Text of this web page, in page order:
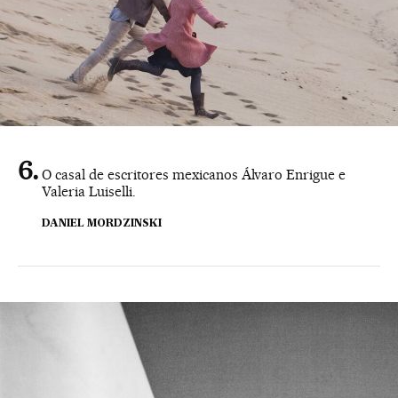
O casal de escritores mexicanos Álvaro Enrigue e
Valeria Luiselli.
DANIEL MORDZINSKI